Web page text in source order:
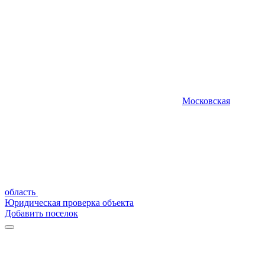
Московская
область
Юридическая проверка объекта
Добавить поселок